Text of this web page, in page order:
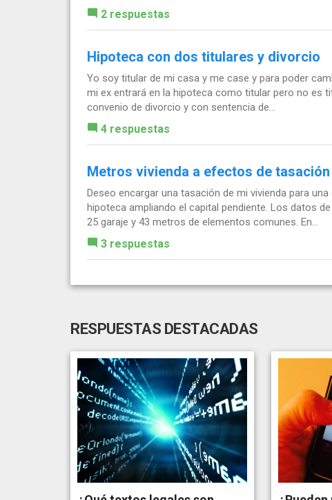
2 respuestas
Hipoteca con dos titulares y divorcio
Yo soy titular de mi casa y me case y para poder
mi ex entrará en la hipoteca como titular pero no es
convenio de divorcio y con sentencia de...
4 respuestas
Metros vivienda a efectos de tasación
Deseo encargar una tasación de mi vivienda para
hipoteca ampliando el capital pendiente. Los datos
25 garaje y 43 metros de elementos comunes. En...
3 respuestas
RESPUESTAS DESTACADAS